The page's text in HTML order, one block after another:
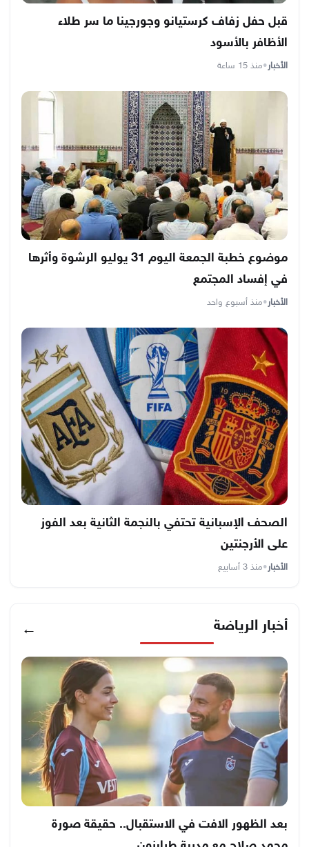
قبل حفل زفاف كرستيانو وجورجينا ما سر طلاء
الأظافر بالأسود
الأخبار•منذ 15 ساعة
موضوع خطبة الجمعة اليوم 31 يوليو الرشوة وأثرها
في إفساد المجتمع
الأخبار•منذ أسبوع واحد
الصحف الإسبانية تحتفي بالنجمة الثانية بعد الفوز
على الأرجنتين
الأخبار•منذ 3 أسابيع
أخبار الرياضة ←
بعد الظهور الافت في الاستقبال.. حقيقة صورة